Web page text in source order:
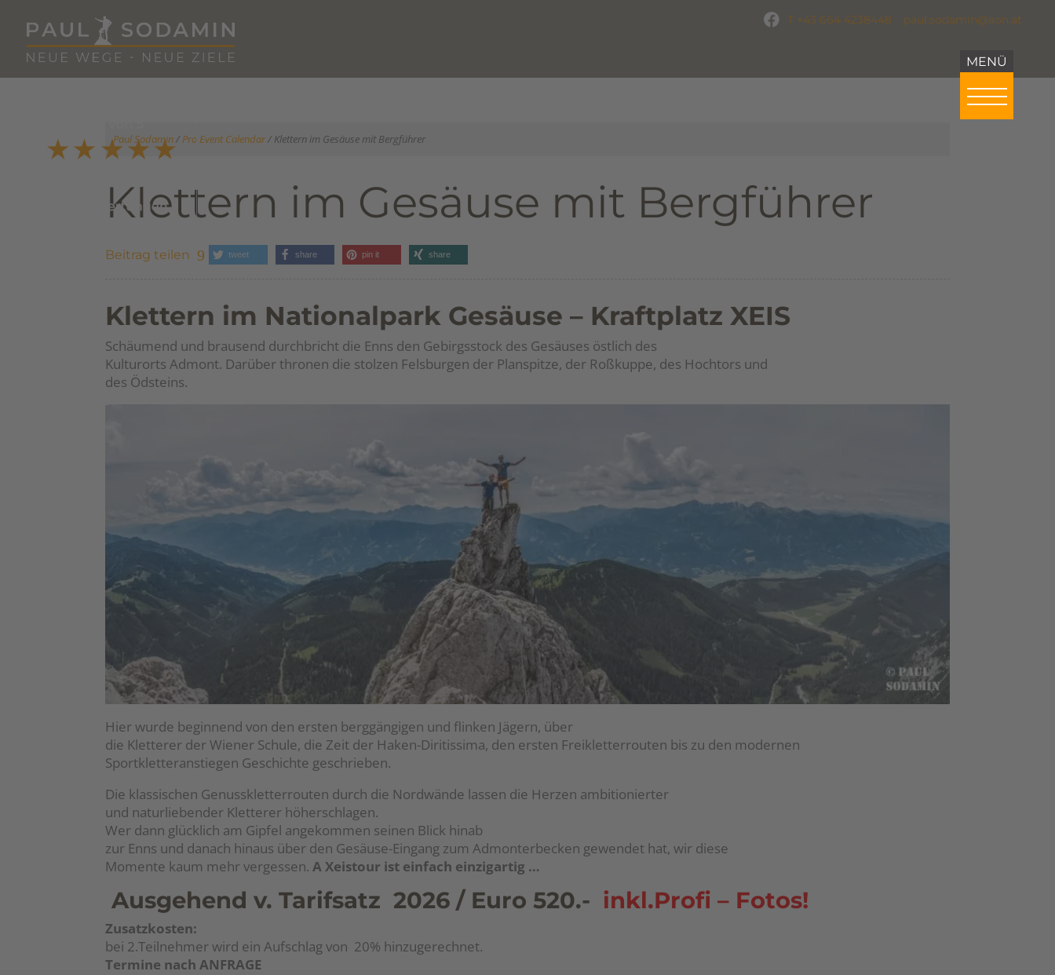
T +43 664 4238448 paul.sodamin@aon.at
Paul Sodamin/Pro Event Calendar/ Klettern im Gesäuse mit Bergführer
Klettern im Gesäuse mit Bergführer
Beitrag teilen tweet share pin it share
Klettern im Nationalpark Gesäuse – Kraftplatz XEIS
Schäumend und brausend durchbricht die Enns den Gebirgsstock des Gesäuses östlich des
Kulturorts Admont. Darüber thronen die stolzen Felsburgen der Planspitze, der Roßkuppe, des Hochtors und
des Ödsteins.
Hier wurde beginnend von den ersten berggängigen und flinken Jägern, über
die Kletterer der Wiener Schule, die Zeit der Haken-Diritissima, den ersten Freikletterrouten bis zu den modernen
Sportkletteranstiegen Geschichte geschrieben.
Die klassischen Genusskletterrouten durch die Nordwände lassen die Herzen ambitionierter
und naturliebender Kletterer höherschlagen.
Wer dann glücklich am Gipfel angekommen seinen Blick hinab
zur Enns und danach hinaus über den Gesäuse-Eingang zum Admonterbecken gewendet hat, wir diese
Momente kaum mehr vergessen. A Xeistour ist einfach einzigartig …
Ausgehend v. Tarifsatz 2026 / Euro 520.- inkl.Profi – Fotos!
Zusatzkosten:
bei 2.Teilnehmer wird ein Aufschlag von 20% hinzugerechnet.
Termine nach ANFRAGE